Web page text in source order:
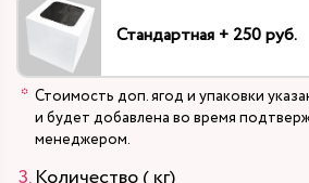
Стандартная + 250 руб.
Стоимость доп. ягод и упаковки
и будет добавлена во время
менеджером.